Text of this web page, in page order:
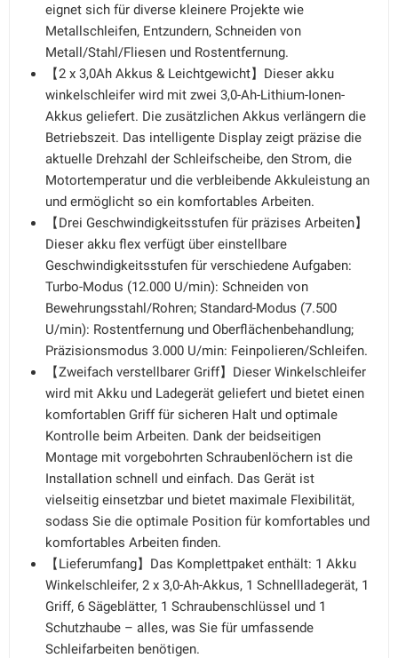
eignet sich für diverse kleinere Projekte wie
Metallschleifen, Entzundern, Schneiden von
Metall/Stahl/Fliesen und Rostentfernung.
【2 x 3,0Ah Akkus & Leichtgewicht】Dieser akku
winkelschleifer wird mit zwei 3,0-Ah-Lithium-Ionen-
Akkus geliefert. Die zusätzlichen Akkus verlängern die
Betriebszeit. Das intelligente Display zeigt präzise die
aktuelle Drehzahl der Schleifscheibe, den Strom, die
Motortemperatur und die verbleibende Akkuleistung an
und ermöglicht so ein komfortables Arbeiten.
【Drei Geschwindigkeitsstufen für präzises Arbeiten】
Dieser akku flex verfügt über einstellbare
Geschwindigkeitsstufen für verschiedene Aufgaben:
Turbo-Modus (12.000 U/min): Schneiden von
Bewehrungsstahl/Rohren; Standard-Modus (7.500
U/min): Rostentfernung und Oberflächenbehandlung;
Präzisionsmodus 3.000 U/min: Feinpolieren/Schleifen.
【Zweifach verstellbarer Griff】Dieser Winkelschleifer
wird mit Akku und Ladegerät geliefert und bietet einen
komfortablen Griff für sicheren Halt und optimale
Kontrolle beim Arbeiten. Dank der beidseitigen
Montage mit vorgebohrten Schraubenlöchern ist die
Installation schnell und einfach. Das Gerät ist
vielseitig einsetzbar und bietet maximale Flexibilität,
sodass Sie die optimale Position für komfortables und
komfortables Arbeiten finden.
【Lieferumfang】Das Komplettpaket enthält: 1 Akku
Winkelschleifer, 2 x 3,0-Ah-Akkus, 1 Schnellladegerät, 1
Griff, 6 Sägeblätter, 1 Schraubenschlüssel und 1
Schutzhaube – alles, was Sie für umfassende
Schleifarbeiten benötigen.